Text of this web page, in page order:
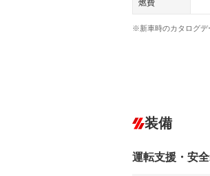
燃費
※新車時のカタログデ
装備
運転支援・安